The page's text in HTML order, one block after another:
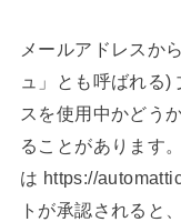
メールアドレスか
ュ」とも呼ばれる
スを使用中かどう
ることがあります
は https://
トが承認されると